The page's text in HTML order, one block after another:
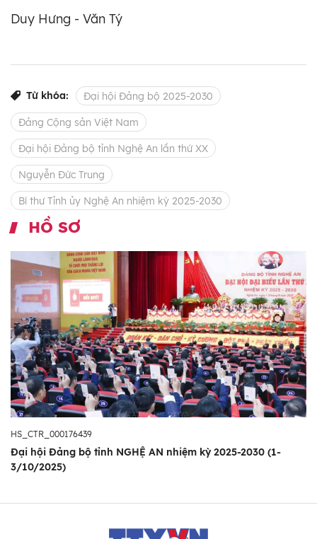
Duy Hưng - Văn Tý
Từ khóa: Đại hội Đảng bộ 2025-2030
Đảng Cộng sản Việt Nam
Đại hội Đảng bộ tỉnh Nghệ An lần thứ XX
Nguyễn Đức Trung
Bí thư Tỉnh ủy Nghệ An nhiệm kỳ 2025-2030
HỒ SƠ
HS_CTR_000176439
Đại hội Đảng bộ tỉnh NGHỆ AN nhiệm kỳ 2025-2030 (1-
3/10/2025)